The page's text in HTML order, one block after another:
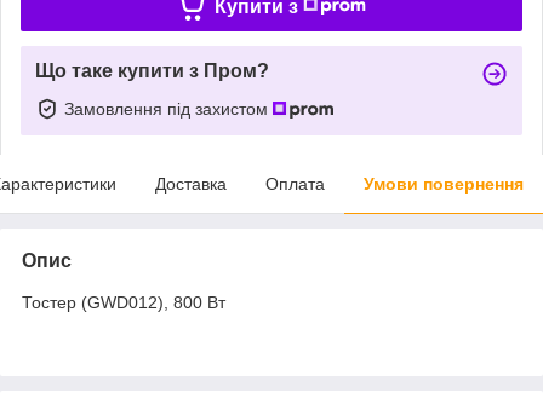
Купити з
Що таке купити з Пром?
Замовлення під захистом
Доставка Оплата Умови повернення
Опис
Тостер (GWD012), 800 Вт